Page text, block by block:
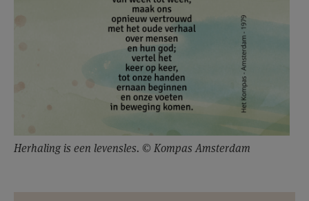
Herhaling is een levensles. © Kompas Amsterdam